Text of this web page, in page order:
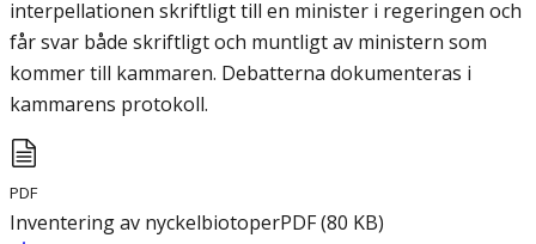
interpellationen skriftligt till en minister i regeringen och
får svar både skriftligt och muntligt av ministern som
kommer till kammaren. Debatterna dokumenteras i
kammarens protokoll.
PDF
Inventering av nyckelbiotoperPDF(80 KB)